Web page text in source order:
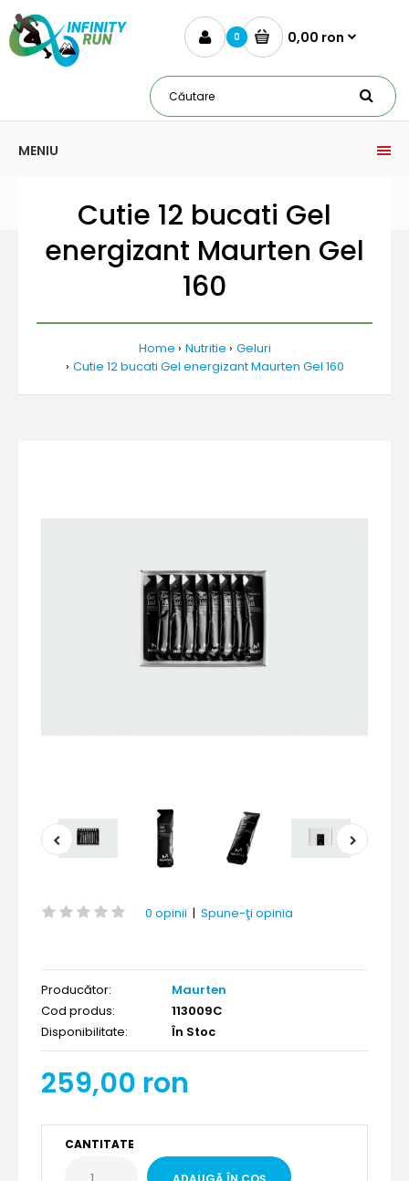
0 0,00 ron
MENIU
Cutie 12 bucati Gel
energizant Maurten Gel
160
Home Nutritie
Geluri
Cutie 12 bucati Gel energizant Maurten Gel 160
0 opinii | Spune-ţi opinia
Producător:
Maurten
Cod produs:
113009C
Disponibilitate:
În Stoc
259,00 ron
CANTITATE